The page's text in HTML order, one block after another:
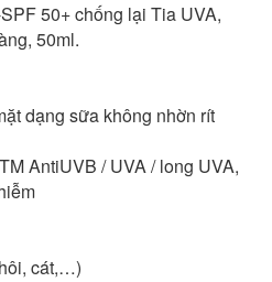
50+ chống lại Tia UVA,
50ml.
dạng sữa không nhờn rít
AntiUVB / UVA / long UVA,
cát,…)